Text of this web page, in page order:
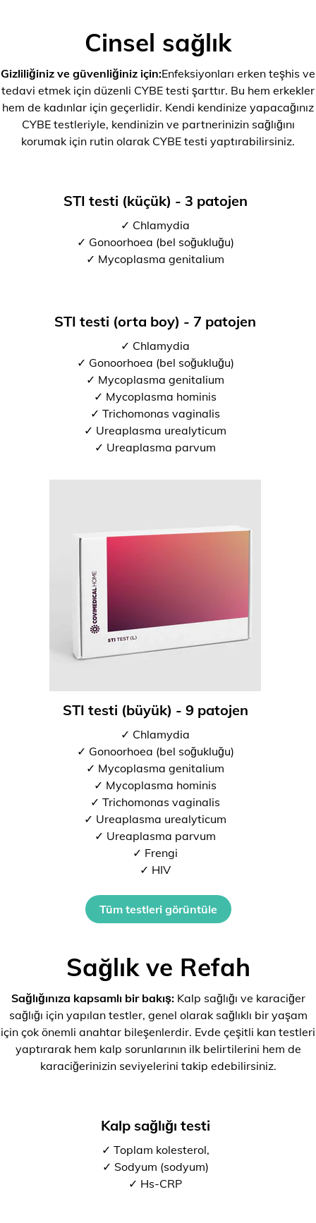
Cinsel sağlık
Gizliliğiniz ve güvenliğiniz için:Enfeksiyonları erken teşhis ve
tedavi etmek için düzenli CYBE testi şarttır. Bu hem erkekler
hem de kadınlar için geçerlidir. Kendi kendinize yapacağınız
CYBE testleriyle, kendinizin ve partnerinizin sağlığını
korumak için rutin olarak CYBE testi yaptırabilirsiniz.
STI testi (küçük) - 3 patojen
✓ Chlamydia
✓ Gonoorhoea (bel soğukluğu)
✓ Mycoplasma genitalium
STI testi (orta boy) - 7 patojen
✓ Chlamydia
✓ Gonoorhoea (bel soğukluğu)
✓ Mycoplasma genitalium
✓ Mycoplasma hominis
✓ Trichomonas vaginalis
✓ Ureaplasma urealyticum
✓ Ureaplasma parvum
STI testi (büyük) - 9 patojen
✓ Chlamydia
✓ Gonoorhoea (bel soğukluğu)
✓ Mycoplasma genitalium
✓ Mycoplasma hominis
✓ Trichomonas vaginalis
✓ Ureaplasma urealyticum
✓ Ureaplasma parvum
✓ Frengi
✓ HIV
Tüm testleri görüntüle
Sağlık ve Refah
Sağlığınıza kapsamlı bir bakış:Kalp sağlığı ve karaciğer
sağlığı için yapılan testler, genel olarak sağlıklı bir yaşam
için çok önemli anahtar bileşenlerdir. Evde çeşitli kan testleri
yaptırarak hem kalp sorunlarının ilk belirtilerini hem de
karaciğerinizin seviyelerini takip edebilirsiniz.
Kalp sağlığı testi
✓ Toplam kolesterol,
✓ Sodyum (sodyum)
✓ Hs-CRP